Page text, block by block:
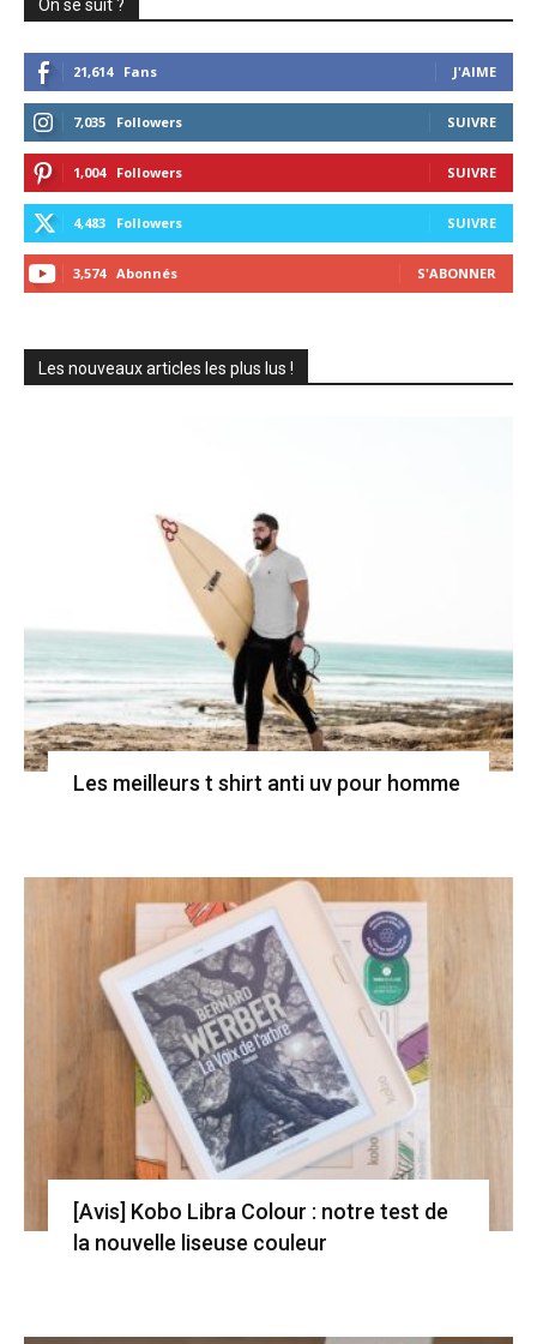
On se suit ?
21,614 Fans J'AIME
7,035 Followers SUIVRE
1,004 Followers SUIVRE
4,483 Followers SUIVRE
3,574 Abonnés S'ABONNER
Les nouveaux articles les plus lus !
Les meilleurs t shirt anti uv pour homme
[Avis] Kobo Libra Colour : notre test de
la nouvelle liseuse couleur